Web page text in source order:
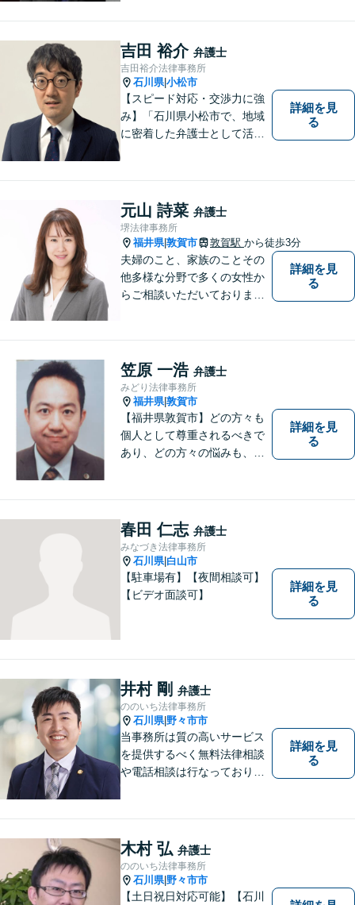
ましたら、まずはお気軽にご
相談ください。
吉田 裕介 弁護士
吉田裕介法律事務所
石川県|小松市
【スピード対応・交渉力に強
み】「石川県小松市で、地域
に密着した弁護士として活動
い！刑事事件の示談交渉も私
にお任せください【完全個室
／プライバシー配慮】
詳細を見
る
元山 詩菜 弁護士
堺法律事務所
福井県|敦賀市 敦賀駅 から徒歩3分
夫婦のこと、家族のことその
他多様な分野で多くの女性か
らご相談いただいておりま
により3回まで無料相談対応可
能です。利用条件はお問い合
わせ下さい。
詳細を見
る
笠原 一浩 弁護士
みどり法律事務所
福井県|敦賀市
【福井県敦賀市】どの方々も
個人として尊重されるべきで
あり、どの方々の悩みも、そ
す。 また、言葉の壁や専門知
識の壁も越えて、解決が図ら
れる必要があります。
詳細を見
る
春田 仁志 弁護士
みなづき法律事務所
石川県| 白山市
【駐車場有】【夜間相談可】
【ビデオ面談可】
詳細を見
る
井村 剛 弁護士
ののいち法律事務所
石川県| 野々市市
当事務所は質の高いサービス
を提供するべく無料法律相談
や電話相談は行なっておりま
をします。相続・遺言／債権
回収「スピード対応」／企業
法務「顧問契約も可能」【夜
間・休日面談可】【完全個
室】
詳細を見
る
木村 弘 弁護士
ののいち法律事務所
石川県| 野々市市
【土日祝日対応可能】【石川